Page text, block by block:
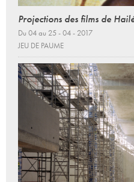
Projections des films de
Du 04 au 25 - 04 - 2017
JEU DE PAUME